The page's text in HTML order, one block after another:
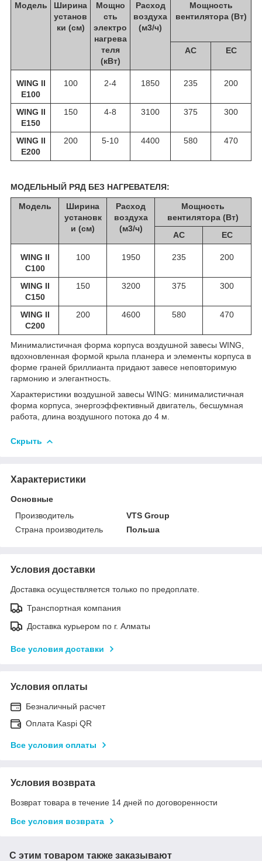
Модель
Ширина
установ
ки (см)
Мощно
сть
электро
нагрева
теля
(кВт)
Расход
воздуха
(м3/ч)
Мощность
вентилятора (Вт)
АС ЕС
WING II
E100
100 2-4 1850 235 200
WING II
E150
150 4-8 3100 375 300
WING II
E200
200 5-10 4400 580 470
МОДЕЛЬНЫЙ РЯД БЕЗ НАГРЕВАТЕЛЯ:
Модель
Ширина
установк
и (см)
Расход
воздуха
(м3/ч)
Мощность
вентилятора (Вт)
АС
ЕС
WING II
С100
100 1950 235 200
WING II
С150
150 3200 375 300
WING II
С200
200 4600 580 470
Минималистичная форма корпуса воздушной завесы WING,
вдохновленная формой крыла планера и элементы корпуса в
форме граней бриллианта придают завесе неповторимую
гармонию и элегантность.
Характеристики воздушной завесы WING: минималистичная
форма корпуса, энергоэффективный двигатель, бесшумная
работа, длина воздушного потока до 4 м.
Скрыть
Характеристики
Основные
Производитель
VTS Group
Страна производитель
Польша
Условия доставки
Доставка осуществляется только по предоплате.
Транспортная компания
Доставка курьером по г. Алматы
Все условия доставки
Условия оплаты
Безналичный расчет
Оплата Kaspi QR
Все условия оплаты
Условия возврата
Возврат товара в течение 14 дней по договоренности
Все условия возврата
С этим товаром также заказывают